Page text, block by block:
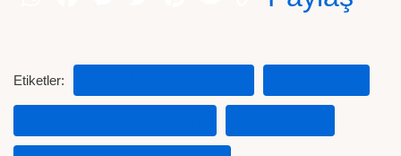
Etiketler: